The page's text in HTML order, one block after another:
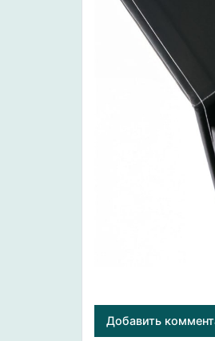
Добавить